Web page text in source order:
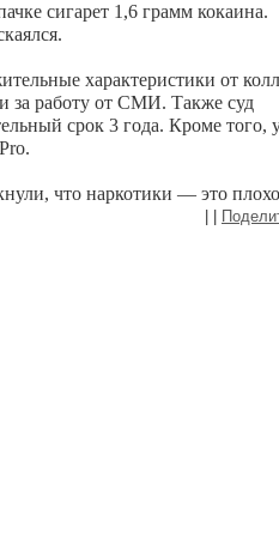
сигарет 1,6 грамм кокаина.
характеристики от
за работу от СМИ. Также суд
срок 3 года. Кроме того,
что наркотики — это